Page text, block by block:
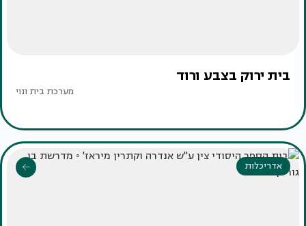
בית ירוק בצבע ורוד
מערכת בית ונוי
אדריכלות